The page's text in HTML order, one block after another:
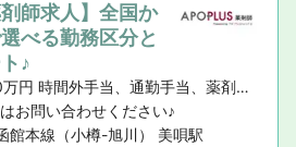
師求人】全国か
べる勤務区分と
♪
年収500万円〜650万円 時間外手当、通勤手当、薬剤師手当、地域手当
お問い合わせください♪
館本線（小樽-旭川） 美唄駅